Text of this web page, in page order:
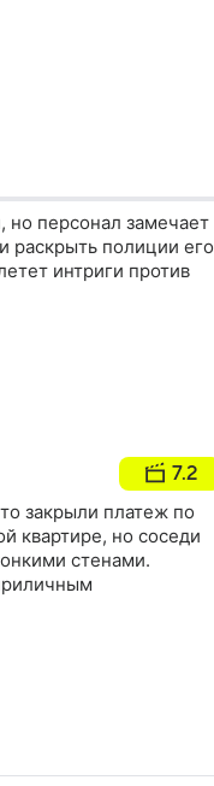
но персонал замечает
раскрыть полиции его
интриги против
7.2
закрыли платеж по
квартире, но соседи
стенами.